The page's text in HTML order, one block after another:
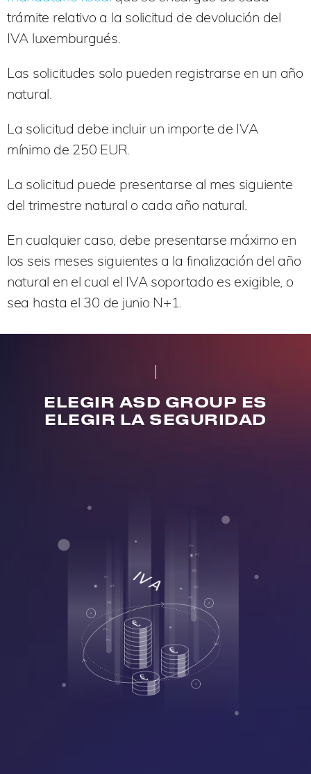
trámite relativo a la solicitud de devolución del
IVA luxemburgués.
Las solicitudes solo pueden registrarse en un año
natural.
La solicitud debe incluir un importe de IVA
mínimo de 250 EUR.
La solicitud puede presentarse al mes siguiente
del trimestre natural o cada año natural.
En cualquier caso, debe presentarse máximo en
los seis meses siguientes a la finalización del año
natural en el cual el IVA soportado es exigible, o
sea hasta el 30 de junio N+1.
ELEGIR ASD GROUP ES
ELEGIR LA SEGURIDAD